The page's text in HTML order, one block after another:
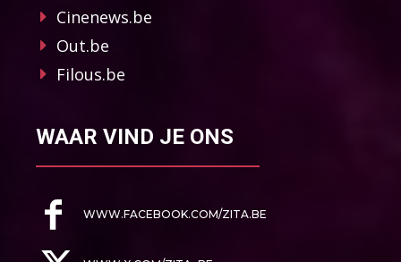
Cinenews.be
Out.be
Filous.be
WAAR VIND JE ONS
WWW.FACEBOOK.COM/ZITA.BE